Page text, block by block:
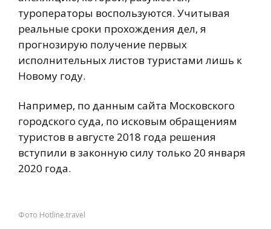
туроператоры воспользуются. Учитывая
реальные сроки прохождения дел, я
прогнозирую получение первых
исполнительных листов туристами лишь к
Новому году.
Например, по данным сайта Московского
городского суда, по исковым обращениям
туристов в августе 2018 года решения
вступили в законную силу только 20 января
2020 года.
Фото Hotline.travel